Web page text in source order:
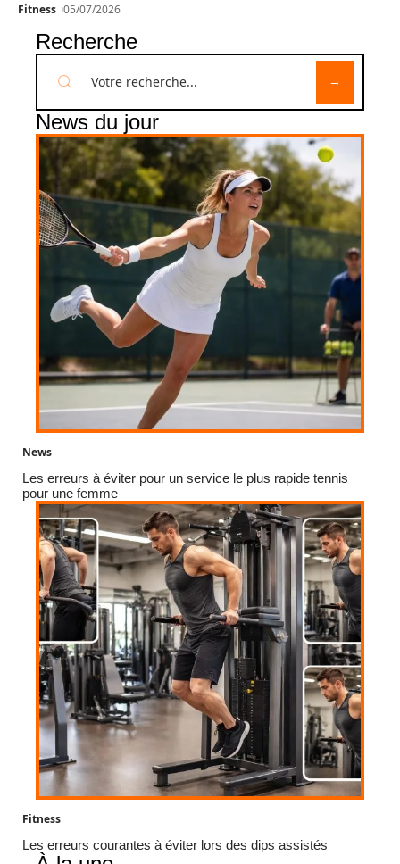
Fitness 05/07/2026
Recherche
News du jour
News
Les erreurs à éviter pour un service le plus rapide tennis
pour une femme
Fitness
Les erreurs courantes à éviter lors des dips assistés